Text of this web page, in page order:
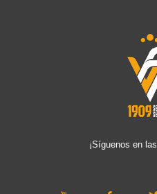
¡Síguenos en